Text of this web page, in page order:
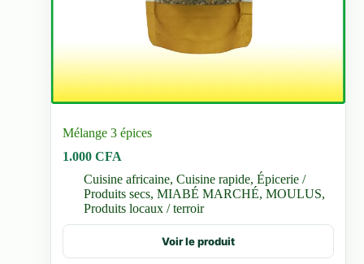
Mélange 3 épices
1.000CFA
Cuisine africaine,Cuisine rapide,Épicerie /
Produits secs,MIABÉ MARCHÉ,MOULUS,
Produits locaux / terroir
Voir le produit